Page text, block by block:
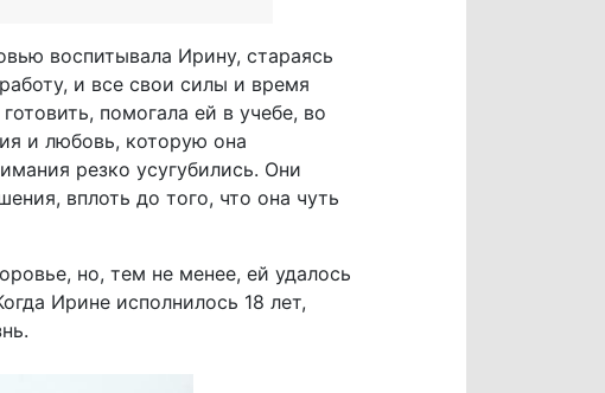
воспитывала Ирину, стараясь
и все свои силы и время
помогала ей в учебе, во
и любовь, которую она
резко усугубились. Они
вплоть до того, что она чуть
но, тем не менее, ей удалось
Ирине исполнилось 18 лет,